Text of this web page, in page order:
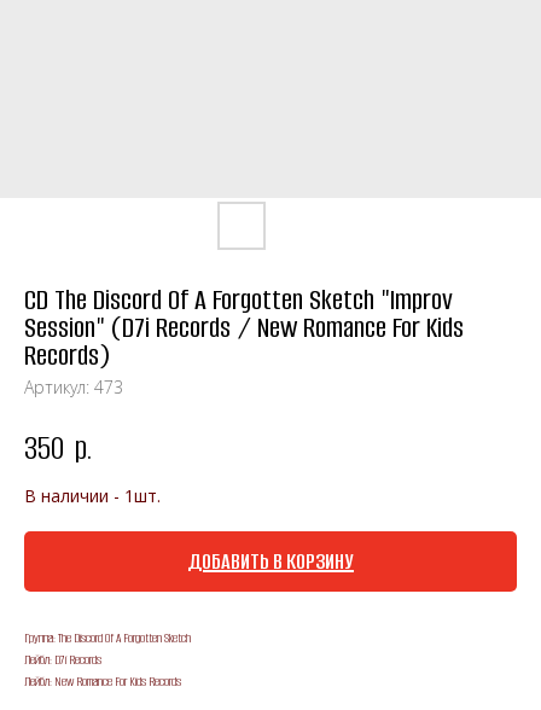
CD The Discord Of A Forgotten Sketch "Improv
Session" (D7i Records / New Romance For Kids
Records)
Артикул: 473
350 р.
В наличии - 1шт.
ДОБАВИТЬ В КОРЗИНУ
Группа: The Discord Of A Forgotten Sketch
Лейбл: D7i Records
Лейбл: New Romance For Kids Records